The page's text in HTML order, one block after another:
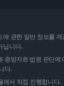
관한 일반 정보를 제
닙니다.
증빙자료·법원 판단에
다.
에서 직접 진행합니다.